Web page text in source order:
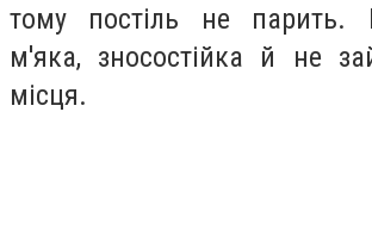
тому постіль не парить.
м'яка, зносостійка й не
місця.